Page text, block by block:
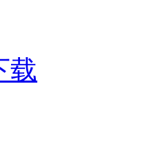
载